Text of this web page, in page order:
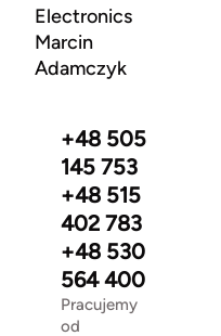
Electronics
Marcin
Adamczyk
+48 505
145 753
+48 515
402 783
+48 530
564 400
Pracujemy
od